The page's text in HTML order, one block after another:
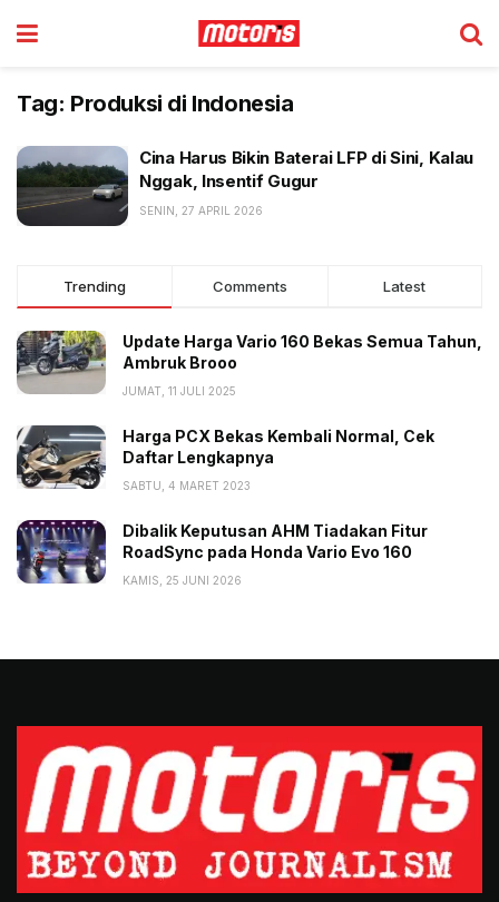
Tag: Produksi di Indonesia
Cina Harus Bikin Baterai LFP di Sini, Kalau
Nggak, Insentif Gugur
SENIN, 27 APRIL 2026
Trending Comments Latest
Update Harga Vario 160 Bekas Semua Tahun,
Ambruk Brooo
JUMAT, 11 JULI 2025
Harga PCX Bekas Kembali Normal, Cek
Daftar Lengkapnya
SABTU, 4 MARET 2023
Dibalik Keputusan AHM Tiadakan Fitur
RoadSync pada Honda Vario Evo 160
KAMIS, 25 JUNI 2026